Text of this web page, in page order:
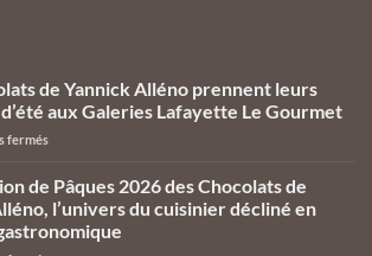
de Yannick Alléno prennent leurs
aux Galeries Lafayette Le Gourmet
fermés
de Pâques 2026 des Chocolats de
l’univers du cuisinier décliné en